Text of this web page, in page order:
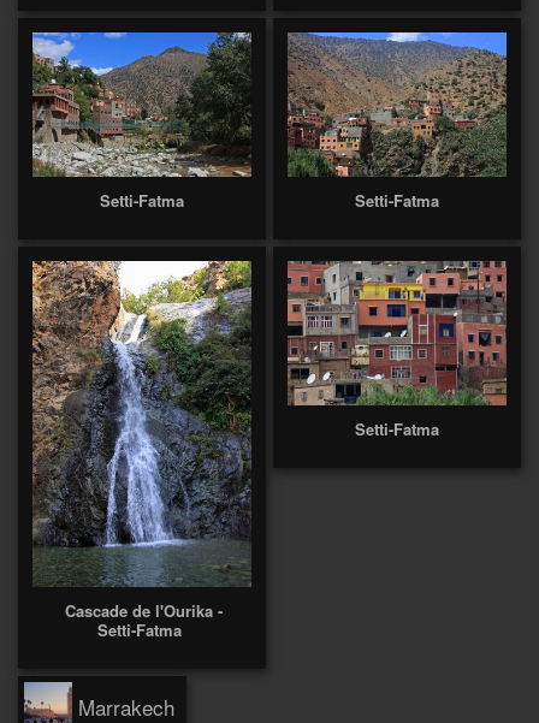
Setti-Fatma Setti-Fatma
Cascade de l'Ourika -
Setti-Fatma
Setti-Fatma
Marrakech